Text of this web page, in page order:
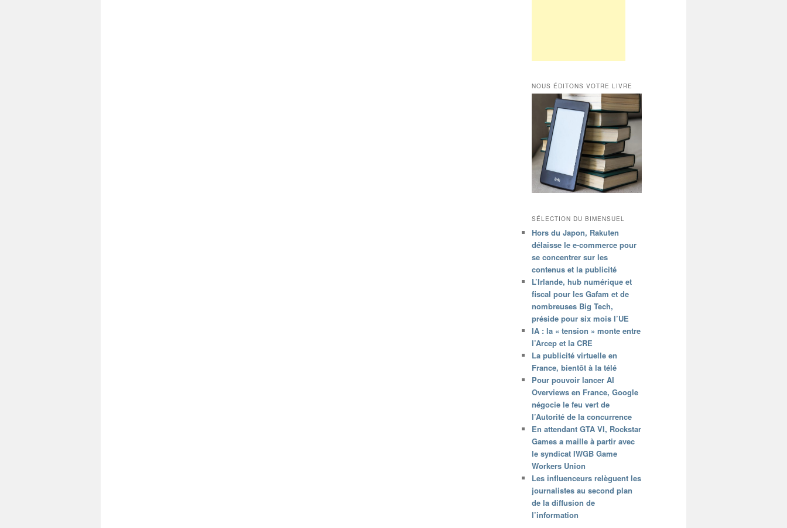
NOUS ÉDITONS VOTRE LIVRE
SÉLECTION DU BIMENSUEL
Hors du Japon, Rakuten
délaisse le e-commerce pour
se concentrer sur les
contenus et la publicité
L’Irlande, hub numérique et
fiscal pour les Gafam et de
nombreuses Big Tech,
préside pour six mois l’UE
IA : la « tension » monte entre
l’Arcep et la CRE
La publicité virtuelle en
France, bientôt à la télé
Pour pouvoir lancer AI
Overviews en France, Google
négocie le feu vert de
l’Autorité de la concurrence
En attendant GTA VI, Rockstar
Games a maille à partir avec
le syndicat IWGB Game
Workers Union
Les influenceurs relèguent les
journalistes au second plan
de la diffusion de
l’information